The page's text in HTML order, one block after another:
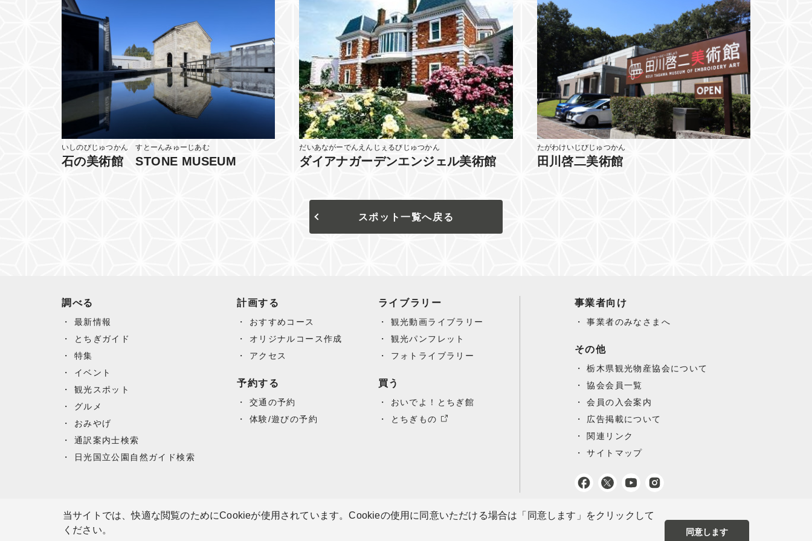
当サイトでは、快適な閲覧のためにCookieが使用されています。Cookieの使用に同意いただける場合は「同意します」をクリックして
ください。
同意します
いしのびじゅつかん すとーんみゅーじあむ
石の美術館 STONE MUSEUM
だいあながーでんえんじぇるびじゅつかん
ダイアナガーデンエンジェル美術館
たがわけいじびじゅつかん
田川啓二美術館
スポット一覧へ戻る
調べる
最新情報
とちぎガイド
特集
イベント
観光スポット
グルメ
おみやげ
通訳案内士検索
日光国立公園自然ガイド検索
計画する
おすすめコース
オリジナルコース作成
アクセス
予約する
交通の予約
体験/遊びの予約
ライブラリー
観光動画ライブラリー
観光パンフレット
フォトライブラリー
買う
おいでよ！とちぎ館
とちぎもの
事業者向け
事業者のみなさまへ
その他
栃木県観光物産協会について
協会会員一覧
会員の入会案内
広告掲載について
関連リンク
サイトマップ
プライバシーポリシー お問い合わせ